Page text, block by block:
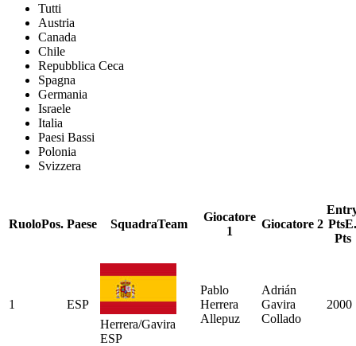
Tutti
Austria
Canada
Chile
Repubblica Ceca
Spagna
Germania
Israele
Italia
Paesi Bassi
Polonia
Svizzera
RuoloPos. Paese SquadraTeam
Giocatore
1
Giocatore 2 PtsE.
Pts
1
ESP
Herrera/Gavira
ESP
Pablo
Herrera
Allepuz
Adrián
Gavira
Collado
2000